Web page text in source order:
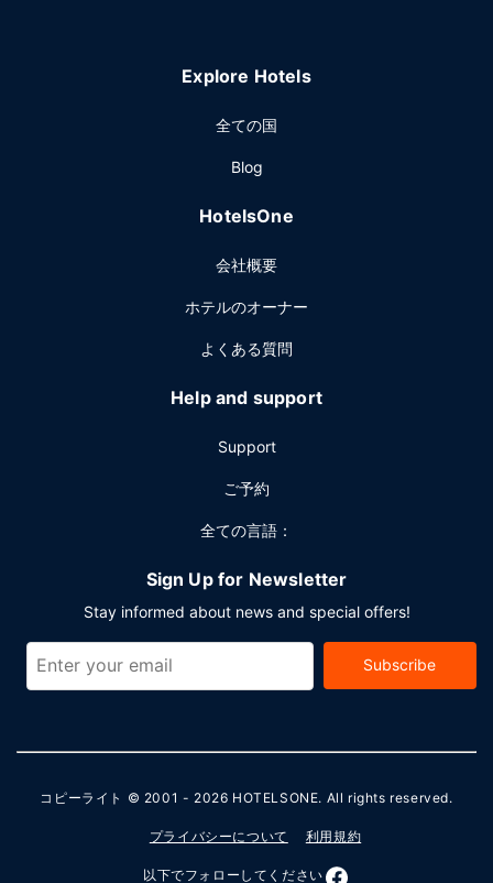
Explore Hotels
全ての国
Blog
HotelsOne
会社概要
ホテルのオーナー
よくある質問
Help and support
Support
ご予約
全ての言語：
Sign Up for Newsletter
Stay informed about news and special offers!
Subscribe
コピーライト © 2001 - 2026 HOTELSONE. All rights reserved.
プライバシーについて 利用規約
以下でフォローしてください